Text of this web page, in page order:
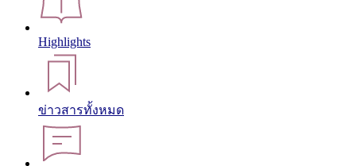
Highlights
ข่าวสารทั้งหมด